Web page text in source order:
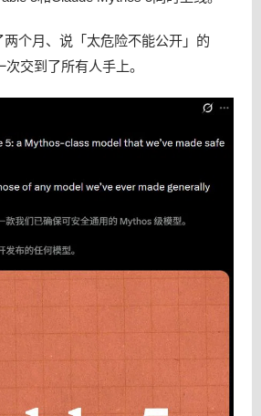
个月、说「太危险不能公开」的
交到了所有人手上。